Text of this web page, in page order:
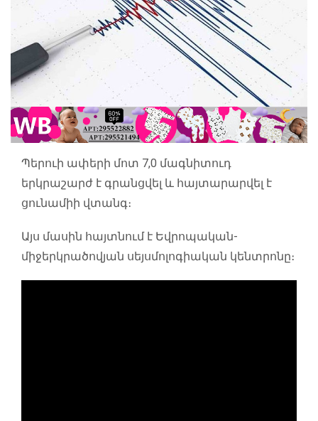
Պերուի ափերի մոտ 7,0 մագնիտուդ
երկրաշարժ է գրանցվել և հայտարարվել է
ցունամիի վտանգ։
Այս մասին հայտնում է Եվրոպական-
միջերկրածովյան սեյսմոլոգիական կենտրոնը։